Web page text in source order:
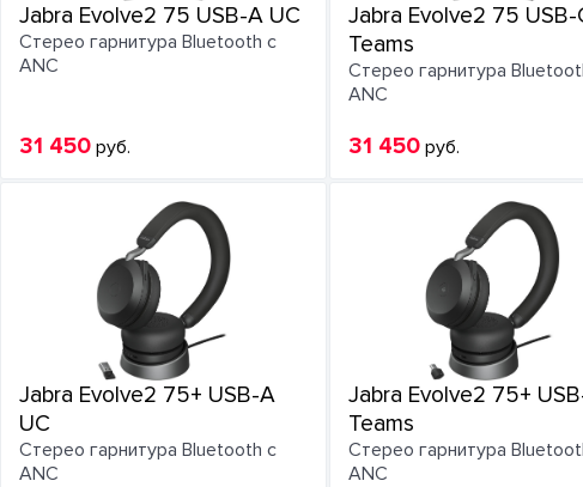
Jabra Evolve2 75 USB-A UC
Стерео гарнитура Bluetooth с
ANC
31 450руб.
Jabra Evolve2 75 USB-
Teams
Стерео гарнитура
ANC
31 450 руб.
Jabra Evolve2 75+ USB-A
UC
Стерео гарнитура Bluetooth с
ANC
Jabra Evolve2 75+
Teams
Стерео гарнитура
ANC